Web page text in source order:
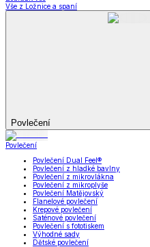
Vše z Ložnice a spaní
Povlečení
Povlečení
Povlečení Dual Feel®
Povlečení z hladké bavlny
Povlečení z mikrovlákna
Povlečení z mikroplyše
Povlečení Matějovský
Flanelové povlečení
Krepové povlečení
Saténové povlečení
Povlečení s fototiskem
Výhodné sady
Dětské povlečení